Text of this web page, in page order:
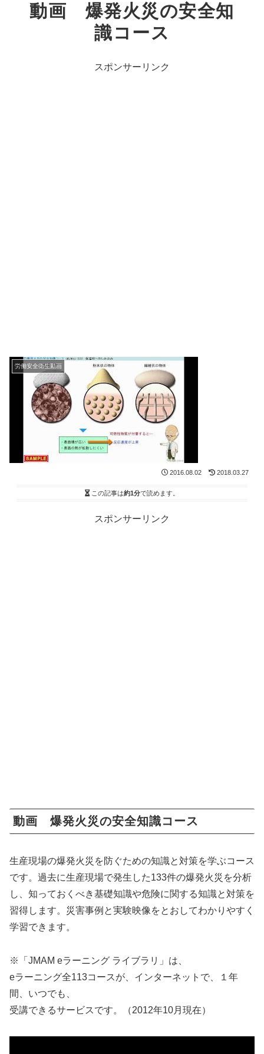
動画 爆発火災の安全知
識コース
スポンサーリンク
労働安全衛生動画
2016.08.02 2018.03.27
この記事は約1分で読めます。
スポンサーリンク
動画 爆発火災の安全知識コース
生産現場の爆発火災を防ぐための知識と対策を学ぶコース
です。過去に生産現場で発生し­た133件の爆発火災を分析
し、知っておくべき基礎知識や危険に関する知識と対策を
習­得します。災害事例と実験映像をとおしてわかりやすく
学習できます。
※「JMAM eラーニング ライブラリ」は、
eラーニング全113コースが、インターネットで、１年
間、いつでも、
受講できるサービスです。（2012年10月現在）